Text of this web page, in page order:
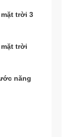
trời 3
trời
năng